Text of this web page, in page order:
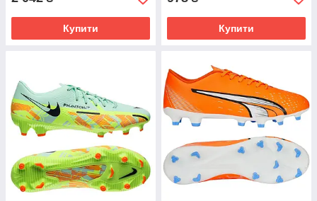
Купити Купити